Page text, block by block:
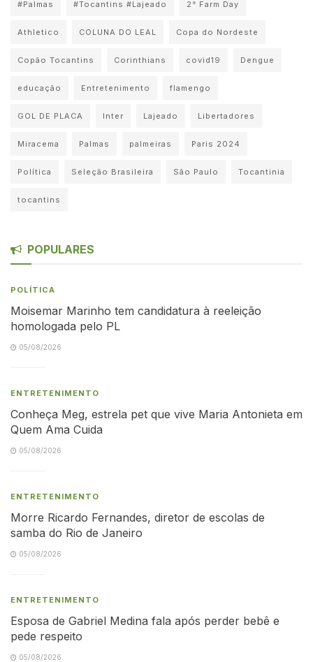
#Palmas #Tocantins #Lajeado 2° Farm Day
Athletico COLUNA DO LEAL Copa do Nordeste
Copão Tocantins Corinthians covid19 Dengue
educação Entretenimento flamengo
GOL DE PLACA Inter Lajeado Libertadores
Miracema Palmas palmeiras Paris 2024
Política Seleção Brasileira São Paulo Tocantinia
tocantins
POPULARES
POLÍTICA
Moisemar Marinho tem candidatura à reeleição
homologada pelo PL
05/08/2026
ENTRETENIMENTO
Conheça Meg, estrela pet que vive Maria Antonieta em
Quem Ama Cuida
05/08/2026
ENTRETENIMENTO
Morre Ricardo Fernandes, diretor de escolas de
samba do Rio de Janeiro
05/08/2026
ENTRETENIMENTO
Esposa de Gabriel Medina fala após perder bebê e
pede respeito
05/08/2026